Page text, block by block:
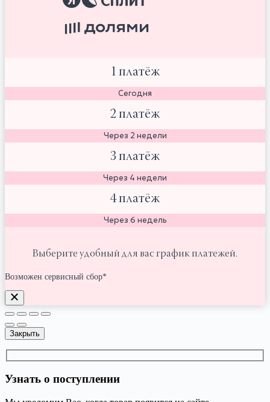
1 платёж
Сегодня
2 платёж
Через 2 недели
3 платёж
Через 4 недели
4 платёж
Через 6 недель
Выберите удобный для вас график платежей.
Возможен сервисный сбор*
Закрыть
Узнать о поступлении